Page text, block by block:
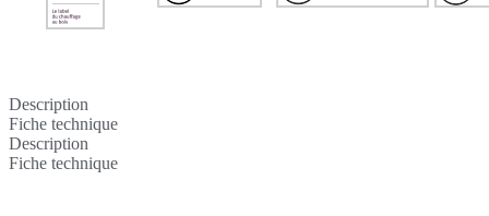
Description
Fiche technique
Description
Fiche technique